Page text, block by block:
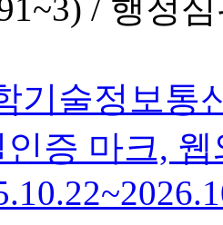
/ 행정심